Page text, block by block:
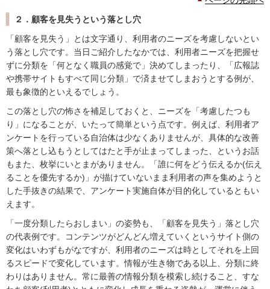
２．顧客を見失うという落とし穴
「顧客を見失う」とは文字通り、利用者のニーズを考慮しないとい
う落とし穴です。当日ご紹介したなかでは、利用者ニーズを把握せ
ずに分類を「何となく職員の感覚で」決めてしまったり、「広報誌
や携帯サイトもすべて同じ分類」で済ませてしまおうとする例が、
最も象徴的といえるでしょう。
この落とし穴の怖さを補足しておくと、ニーズを「考慮したつも
り」になることが、いたって簡単という点です。例えば、利用者ア
ンケートを行っている自治体は少なくありませんが、具体的な改善
策へ落とし込もうとしてはたと手が止まってしまった、というお話
もまた、枚挙にいとまがありません。「誰に何をどう伝えるか(伝え
ることを優先するか)」が描けていないまま利用者の声を集めようと
した手抜きの結果で、アンケート実施自体が目的化しているともい
えます。
「一度分類したらおしまい」の姿勢も、「顧客を見失う」落とし穴
の代表例です。コンテンツがどんどん増えていくというサイト側の
変化はいわずもがなですが、利用者のニーズは時としてそれを上回
るスピードで変化しています。情報が生き物である以上、分類に終
わりはありません。常に最善の情報分類を模索し続けること、すな